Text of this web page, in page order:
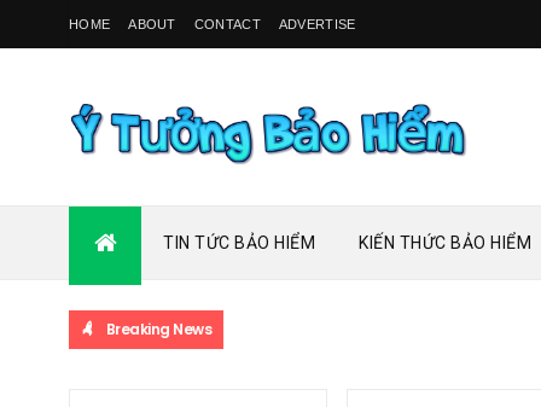
HOME ABOUT CONTACT ADVERTISE
TIN TỨC BẢO HIỂM KIẾN THỨC BẢO HIỂM
Breaking News